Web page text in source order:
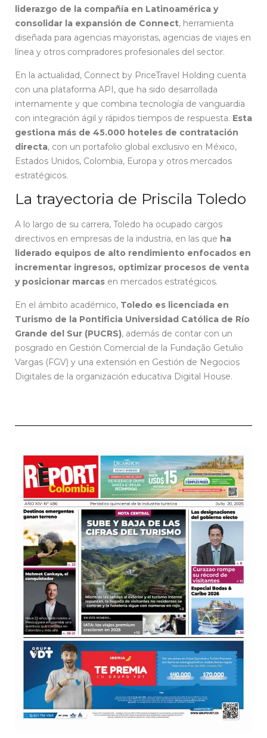
liderazgo de la compañía en Latinoamérica y
consolidar la expansión de Connect, herramienta
diseñada para agencias mayoristas, agencias de viajes en
línea y otros compradores profesionales del sector.
En la actualidad, Connect by PriceTravel Holding cuenta
con una plataforma API, que ha sido desarrollada
internamente y que combina tecnología de vanguardia
con integración ágil y rápidos tiempos de respuesta. Esta
gestiona más de 45.000 hoteles de contratación
directa, con un portafolio global exclusivo en México,
Estados Unidos, Colombia, Europa y otros mercados
estratégicos.
La trayectoria de Priscila Toledo
A lo largo de su carrera, Toledo ha ocupado cargos
directivos en empresas de la industria, en las que ha
liderado equipos de alto rendimiento enfocados en
incrementar ingresos, optimizar procesos de venta
y posicionar marcas en mercados estratégicos.
En el ámbito académico, Toledo es licenciada en
Turismo de la Pontificia Universidad Católica de Río
Grande del Sur (PUCRS), además de contar con un
posgrado en Gestión Comercial de la Fundação Getulio
Vargas (FGV) y una extensión en Gestión de Negocios
Digitales de la organización educativa Digital House.